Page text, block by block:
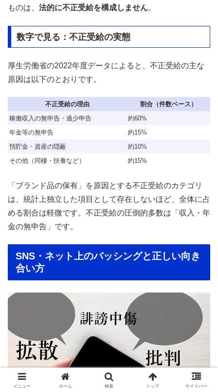
ものは、 法的に不正受給を構成しません。
数字で見る：不正受給の実態
厚生労働省の2022年度データによると、不正受給の主な
原因は以下のとおりです。
不正受給の理由
割合（件数ベース）
稼働収入の無申告・過少申告
約60%
年金等の無申告
約15%
預貯金・資産の隠蔽
約10%
その他（同棲・扶養など）
約15%
「ブランド品の保有」を原因とする不正受給のカテゴリ
は、統計上独立した項目として存在しないほど、全体に占
める割合は軽微です。不正受給の圧倒的多数は「収入・年
金の無申告」です。
SNS・ネット上のバッシングと正しい向き
合い方
メニュー ホーム 検索 トップ サイドバー